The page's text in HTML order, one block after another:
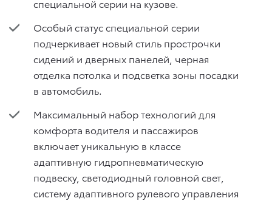
специальной серии на кузове.
Особый статус специальной серии
подчеркивает новый стиль прострочки
сидений и дверных панелей, черная
отделка потолка и подсветка зоны посадки
в автомобиль.
Максимальный набор технологий для
комфорта водителя и пассажиров
включает уникальную в классе
адаптивную гидропневматическую
подвеску, светодиодный головной свет,
систему адаптивного рулевого управления